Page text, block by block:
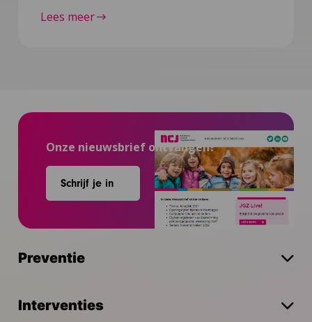
Lees meer
Onze nieuwsbrief ontvangen?
Schrijf je in
Preventie
Interventies